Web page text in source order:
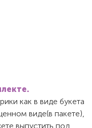
как в виде букета
виде(в пакете),
выпустить под